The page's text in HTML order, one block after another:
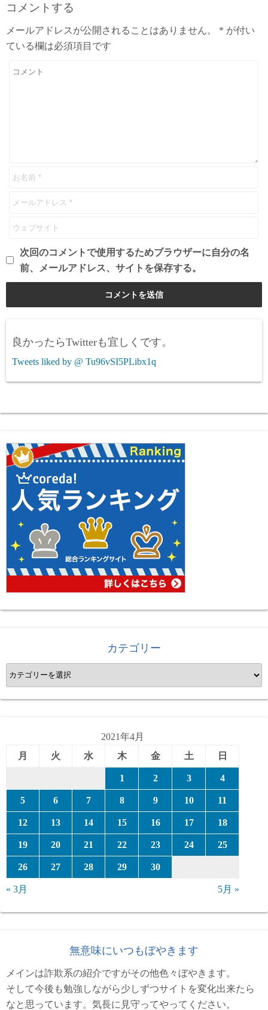
コメントする
メールアドレスが公開されることはありません。 * が付い
ている欄は必須項目です
次回のコメントで使用するためブラウザーに自分の名
前、メールアドレス、サイトを保存する。
良かったらTwitterも宜しくです。
Tweets liked by @ Tu96vSI5PLibx1q
カテゴリー
カ
テ
ゴ
2021年4月
月
火 水 木 金 土 日
1 2 3 4
5 6 7 8 9 10 11
12 13 14 15 16 17 18
19 20 21 22 23 24 25
26 27 28 29 30
« 3月 5月 »
無意味にいつもぼやきます
メインは詐欺系の紹介ですがその他色々ぼやきます。
そして今後も勉強しながら少しずつサイトを変化出来たら
なと思っています。気長に見守ってやってください。